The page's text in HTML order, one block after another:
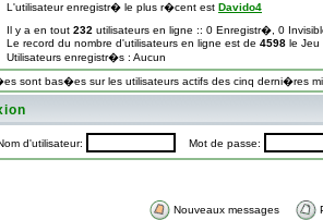
L'utilisateur enregistr� le plus r�cent est Davido4
Il y a en tout 232 utilisateurs en ligne :: 0 Enregistr�, 0
Le record du nombre d'utilisateurs en ligne est de 4598 le Jeu
Utilisateurs enregistr�s : Aucun
sont bas�es sur les utilisateurs actifs des cinq derni�res
d'utilisateur: Mot de passe:
Nouveaux messages